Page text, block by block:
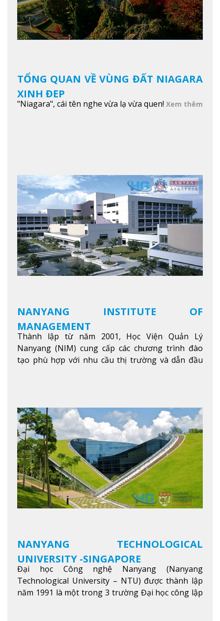
TỔNG QUAN VỀ VÙNG ĐẤT NIAGARA
XINH ĐẸP
"Niagara", cái tên nghe vừa lạ vừa quen! Xem thêm
NANYANG INSTITUTE OF
MANAGEMENT
Thành lập từ năm 2001, Học Viện Quản Lý
Nanyang (NIM) cung cấp các chương trình đào
tạo phù hợp với nhu cầu thị trường và dẫn đầu
học tập và nghiên cứu chất lượng nhằm nâng cao
kỹ năng, kiến thức và năng lực của sinh viên và các
đối tác của trườngXem thêm
NANYANG TECHNOLOGICAL
UNIVERSITY -SINGAPORE
Đại học Công nghệ Nanyang (Nanyang
Technological University – NTU) được thành lập
năm 1991 là một trong 3 trường Đại học công lập